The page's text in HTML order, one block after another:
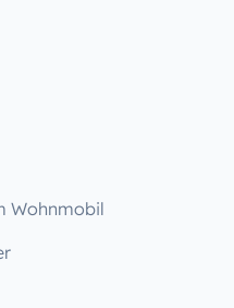
Wohnmobil